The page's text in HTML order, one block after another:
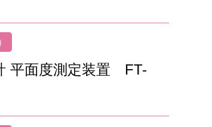
平面度測定装置 FT-